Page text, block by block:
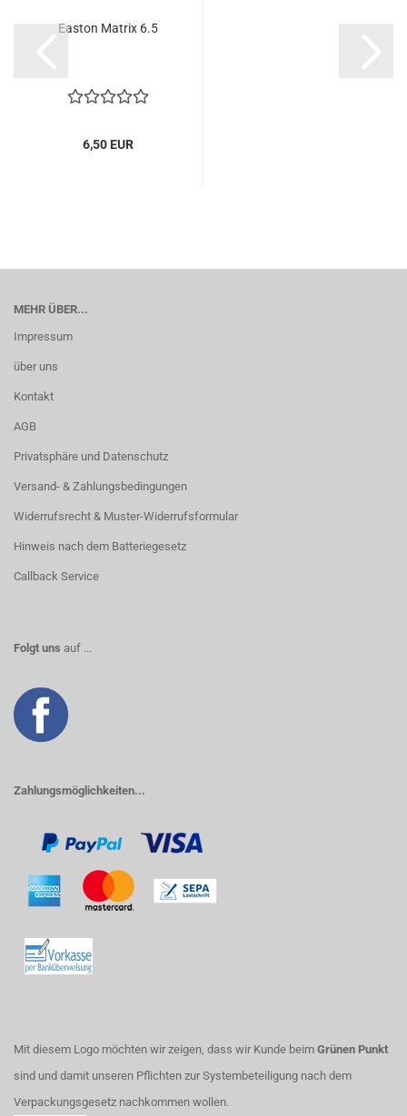
Easton Matrix 6.5
6,50 EUR
MEHR ÜBER...
Impressum
über uns
Kontakt
AGB
Privatsphäre und Datenschutz
Versand- & Zahlungsbedingungen
Widerrufsrecht & Muster-Widerrufsformular
Hinweis nach dem Batteriegesetz
Callback Service
Folgt uns auf ...
Zahlungsmöglichkeiten...
Mit diesem Logo möchten wir zeigen, dass wir Kunde beim Grünen Punkt
sind und damit unseren Pflichten zur Systembeteiligung nach dem
Verpackungsgesetz nachkommen wollen.